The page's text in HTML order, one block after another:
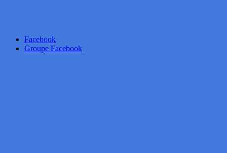
Facebook
Groupe Facebook